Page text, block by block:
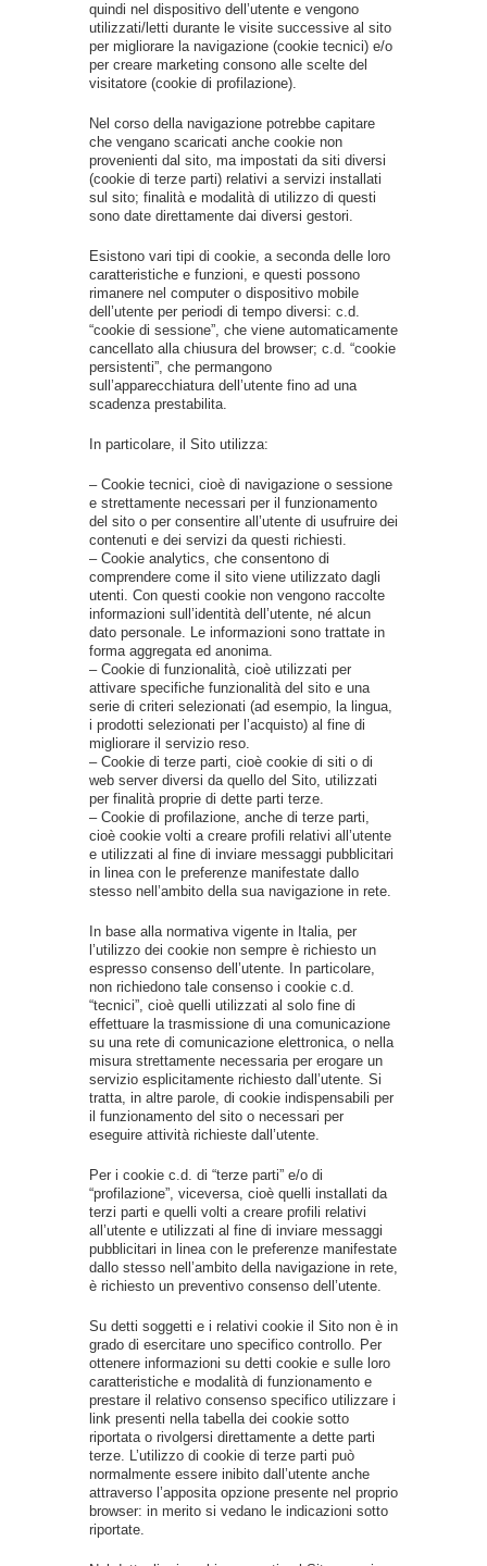
quindi nel dispositivo dell’utente e vengono
utilizzati/letti durante le visite successive al sito
per migliorare la navigazione (cookie tecnici) e/o
per creare marketing consono alle scelte del
visitatore (cookie di profilazione).
Nel corso della navigazione potrebbe capitare
che vengano scaricati anche cookie non
provenienti dal sito, ma impostati da siti diversi
(cookie di terze parti) relativi a servizi installati
sul sito; finalità e modalità di utilizzo di questi
sono date direttamente dai diversi gestori.
Esistono vari tipi di cookie, a seconda delle loro
caratteristiche e funzioni, e questi possono
rimanere nel computer o dispositivo mobile
dell’utente per periodi di tempo diversi: c.d.
“cookie di sessione”, che viene automaticamente
cancellato alla chiusura del browser; c.d. “cookie
persistenti”, che permangono
sull’apparecchiatura dell’utente fino ad una
scadenza prestabilita.
In particolare, il Sito utilizza:
– Cookie tecnici, cioè di navigazione o sessione
e strettamente necessari per il funzionamento
del sito o per consentire all’utente di usufruire dei
contenuti e dei servizi da questi richiesti.
– Cookie analytics, che consentono di
comprendere come il sito viene utilizzato dagli
utenti. Con questi cookie non vengono raccolte
informazioni sull’identità dell’utente, né alcun
dato personale. Le informazioni sono trattate in
forma aggregata ed anonima.
– Cookie di funzionalità, cioè utilizzati per
attivare specifiche funzionalità del sito e una
serie di criteri selezionati (ad esempio, la lingua,
i prodotti selezionati per l’acquisto) al fine di
migliorare il servizio reso.
– Cookie di terze parti, cioè cookie di siti o di
web server diversi da quello del Sito, utilizzati
per finalità proprie di dette parti terze.
– Cookie di profilazione, anche di terze parti,
cioè cookie volti a creare profili relativi all’utente
e utilizzati al fine di inviare messaggi pubblicitari
in linea con le preferenze manifestate dallo
stesso nell’ambito della sua navigazione in rete.
In base alla normativa vigente in Italia, per
l’utilizzo dei cookie non sempre è richiesto un
espresso consenso dell’utente. In particolare,
non richiedono tale consenso i cookie c.d.
“tecnici”, cioè quelli utilizzati al solo fine di
effettuare la trasmissione di una comunicazione
su una rete di comunicazione elettronica, o nella
misura strettamente necessaria per erogare un
servizio esplicitamente richiesto dall’utente. Si
tratta, in altre parole, di cookie indispensabili per
il funzionamento del sito o necessari per
eseguire attività richieste dall’utente.
Per i cookie c.d. di “terze parti” e/o di
“profilazione”, viceversa, cioè quelli installati da
terzi parti e quelli volti a creare profili relativi
all’utente e utilizzati al fine di inviare messaggi
pubblicitari in linea con le preferenze manifestate
dallo stesso nell’ambito della navigazione in rete,
è richiesto un preventivo consenso dell’utente.
Su detti soggetti e i relativi cookie il Sito non è in
grado di esercitare uno specifico controllo. Per
ottenere informazioni su detti cookie e sulle loro
caratteristiche e modalità di funzionamento e
prestare il relativo consenso specifico utilizzare i
link presenti nella tabella dei cookie sotto
riportata o rivolgersi direttamente a dette parti
terze. L’utilizzo di cookie di terze parti può
normalmente essere inibito dall’utente anche
attraverso l’apposita opzione presente nel proprio
browser: in merito si vedano le indicazioni sotto
riportate.